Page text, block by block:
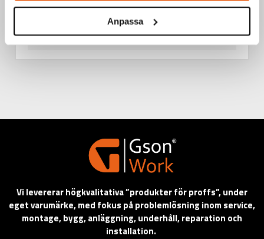
Anpassa
Vi levererar högkvalitativa ”produkter för proffs”, under
eget varumärke, med fokus på problemlösning inom service,
montage, bygg, anläggning, underhåll, reparation och
installation.